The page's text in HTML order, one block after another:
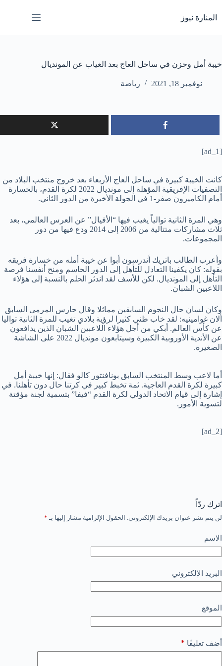
إلى
المحتوى
المنارة نيوز
خيبة أمل وحزن في ساحل العاج بعد الغياب عن المونديال
نوفمبر 18, 2021 رياضة
[ad_1]
كانت الخيبة كبيرة في ساحل العاج الأربعاء بعد خروج منتخب البلاد من
التصفيات الإفريقية المؤهلة إلى مونديال 2022 لكرة القدم، بالخسارة
أمام الكاميرون صفر-1 في الجولة الأخيرة من الدور الثاني.
وهي المرة الثانية توالياً يغيب فيها “الأفيال” عن العرس العالمي، بعد
ثلاث مشاركات متتالية من 2006 إلى 2014 ودع فيها من دور
المجموعات.
وأعرب الطالب باتريك أندرسون أبوا عن خيبة أمله من خسارة فريقه
بقوله: كان يكفينا التعادل للتأهل إلى الدور الحاسم ومنح أنفسنا فرصة
التأهل إلى المونديال. لكن للأسف لقد اندثر الحلم بالنسبة إلى هؤلاء
اللاعبين الشبان.
وكان لسان حال النجوم السابقين مماثلا وقال حارس المرمى السابق
ألان غوامينيه: لقد خاب ظني كثيرا لرؤية بلادي تغيب للمرة الثانية تواليا
عن كأس العالم. أبكي من أجل هؤلاء اللاعبين الشبان الذين يدافعون
عن الأندية الأوروبية الكبيرة وسيتابعون مونديال 2022 على الشاشة
الصغيرة.
أما لاعب وسط المنتخب السابق بونافنتور كالو فقال: إنها خيبة أمل
كبيرة لكرة القدم العاجية. ثمة تخبط كبير في كرتنا حال دون تأهلنا. في
إشارة إلى قيام الاتحاد الدولي لكرة القدم “فيفا” بتسمية لجنة مؤقتة
لتسوية الأمور.
[ad_2]
اترك ردّاً
لن يتم نشر عنوان بريدك الإلكتروني. الحقول الإلزامية مشار إليها بـ *
الاسم
البريد الإلكتروني
الموقع
أضف تعليقًا *